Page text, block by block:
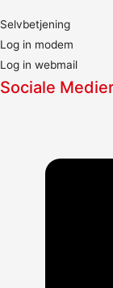
Selvbetjening
Log in modem
Log in webmail
Sociale